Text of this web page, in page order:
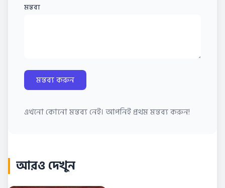
মন্তব্য
মন্তব্য করুন
এখনো কোনো মন্তব্য নেই। আপনিই প্রথম মন্তব্য করুন!
আরও দেখুন